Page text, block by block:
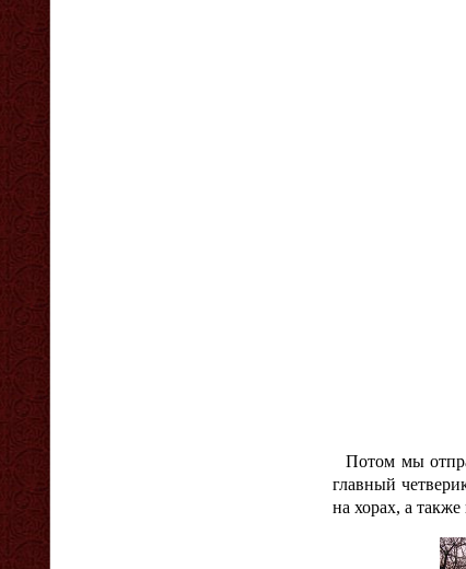
Потом мы
главный
на хорах, а